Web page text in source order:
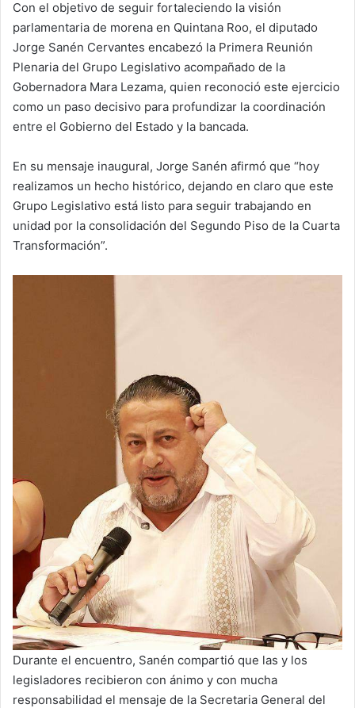
Con el objetivo de seguir fortaleciendo la visión
parlamentaria de morena en Quintana Roo, el diputado
Jorge Sanén Cervantes encabezó la Primera Reunión
Plenaria del Grupo Legislativo acompañado de la
Gobernadora Mara Lezama, quien reconoció este ejercicio
como un paso decisivo para profundizar la coordinación
entre el Gobierno del Estado y la bancada.
En su mensaje inaugural, Jorge Sanén afirmó que “hoy
realizamos un hecho histórico, dejando en claro que este
Grupo Legislativo está listo para seguir trabajando en
unidad por la consolidación del Segundo Piso de la Cuarta
Transformación”.
Durante el encuentro, Sanén compartió que las y los
legisladores recibieron con ánimo y con mucha
responsabilidad el mensaje de la Secretaria General del